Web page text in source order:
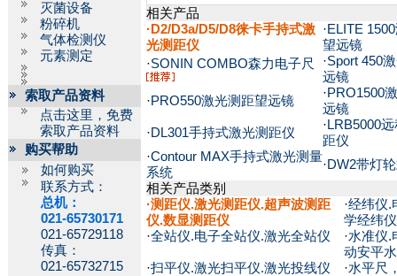
灭菌设备
粉碎机
气体检测仪
元素测定
索取产品资料
点击这里，免费
索取产品资料
购买帮助
如何购买
联系方式：
总机：
021-65730171
021-65729118
传真：
021-65732715
相关产品
·D2/D3a/D5/D8徕卡手持式激
光测距仪
·ELITE
望远镜
·SONIN COMBO森力电子尺 ·Sport 450
远镜
·PRO550激光测距望远镜
·PRO1500
远镜
·DL301手持式激光测距仪
· LRB5000
距仪
·Contour MAX手持式激光测量
系统
·DW2带灯
相关产品类别
·测距仪.激光测距仪.超声波测距
仪.数显测距仪
·经纬仪.
学经纬仪
·全站仪.电子全站仪.激光全站仪 ·水准仪.
动安平
·扫平仪.激光扫平仪.激光投线仪 ·水平尺